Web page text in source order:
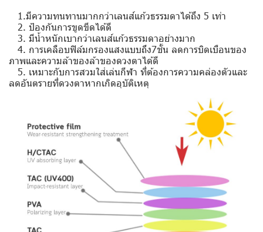
1.มีความทนทานมากกว่าเลนส์แก้วธรรมดาได้ถึง 5 เท่า
2. ป้องกันการขูดขีดได้ดี
3. มีน้ำหนักเบากว่าเลนส์แก้วธรรมดาอย่างมาก
4. การเคลือบฟิล์มกรองแสงแบบถึง7ชั้น ลดการบิดเบือนของ
ภาพและความล้าของล้าของดวงตาได้ดี
5. เหมาะกับการสวมใส่เล่นกีฬา ที่ต้องการความคล่องตัวและ
ลดอันตรายที่ดวงตาหากเกิดอุบัติเหตุ